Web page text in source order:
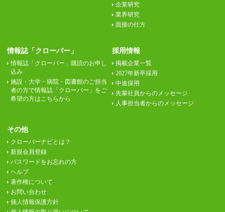
企業研究
業界研究
面接の仕方
情報誌「クローバー」
情報誌「クローバー」購読のお申し
込み
施設・大学・病院・図書館のご担当
者の方で情報誌「クローバー」をご
希望の方はこちらから
採用情報
掲載企業一覧
2027年新卒採用
中途採用
先輩社員からのメッセージ
人事担当者からのメッセージ
その他
クローバーナビとは？
新規会員登録
パスワードをお忘れの方
ヘルプ
著作権について
お問い合わせ
個人情報保護方針